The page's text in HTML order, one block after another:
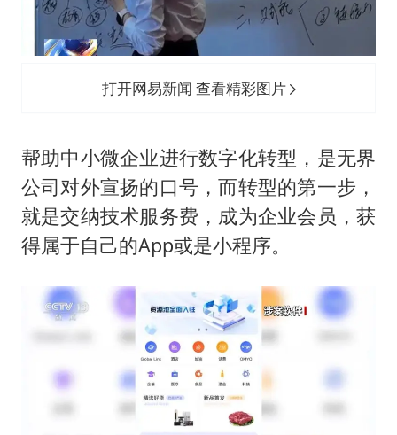
打开网易新闻 查看精彩图片
帮助中小微企业进行数字化转型，是无界
公司对外宣扬的口号，而转型的第一步，
就是交纳技术服务费，成为企业会员，获
得属于自己的App或是小程序。